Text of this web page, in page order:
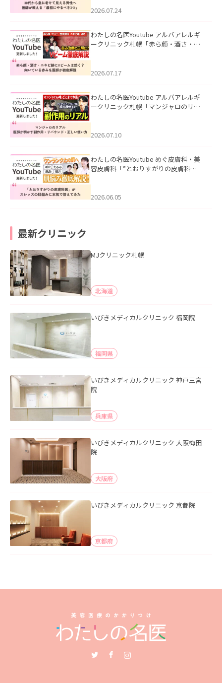
た。
2026.07.24
わたしの名医Youtube アルバアレルギ
ークリニック札幌「赤ら顔・酒さ・ニ
した。
2026.07.17
わたしの名医Youtube アルバアレルギ
ークリニック札幌「マンジャロのリア
た。
2026.07.10
わたしの名医Youtube めぐ皮膚科・美
容皮膚科「”とおりすがりの皮膚科
2026.06.05
最新クリニック
MJクリニック札幌
北海道
いびきメディカルクリニック 福岡院
福岡県
いびきメディカルクリニック 神戸三宮
院
兵庫県
いびきメディカルクリニック 大阪梅田
院
大阪府
いびきメディカルクリニック 京都院
京都府